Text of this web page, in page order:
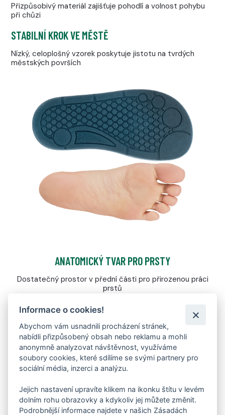
Přizpůsobivý materiál zajišťuje pohodlí a volnost pohybu
při chůzi
STABILNÍ KROK VE MĚSTĚ
Nízký, celoplošný vzorek poskytuje jistotu na tvrdých
městských površích
ANATOMICKÝ TVAR PRO PRSTY
Dostatečný prostor v přední části pro přirozenou práci
prstů
MEMBRÁNA FARE-TEX
NEPROMOKAVÁ
MEMBRÁNA FARE-TEX
Informace o cookies!
Abychom vám usnadnili procházení stránek,
nabídli přizpůsobený obsah nebo reklamu a mohli
anonymně analyzovat návštěvnost, využíváme
soubory cookies, které sdílíme se svými partnery pro
sociální média, inzerci a analýzu.
Jejich nastavení upravíte klikem na ikonku štítu v levém
dolním rohu obrazovky a kdykoliv jej můžete změnit.
Podrobnější informace najdete v našich Zásadách